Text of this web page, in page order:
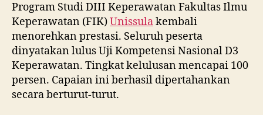
Program Studi DIII Keperawatan Fakultas Ilmu
Keperawatan (FIK)Unissulakembali
menorehkan prestasi. Seluruh peserta
dinyatakan lulus Uji Kompetensi Nasional D3
Keperawatan. Tingkat kelulusan mencapai 100
persen. Capaian ini berhasil dipertahankan
secara berturut-turut.